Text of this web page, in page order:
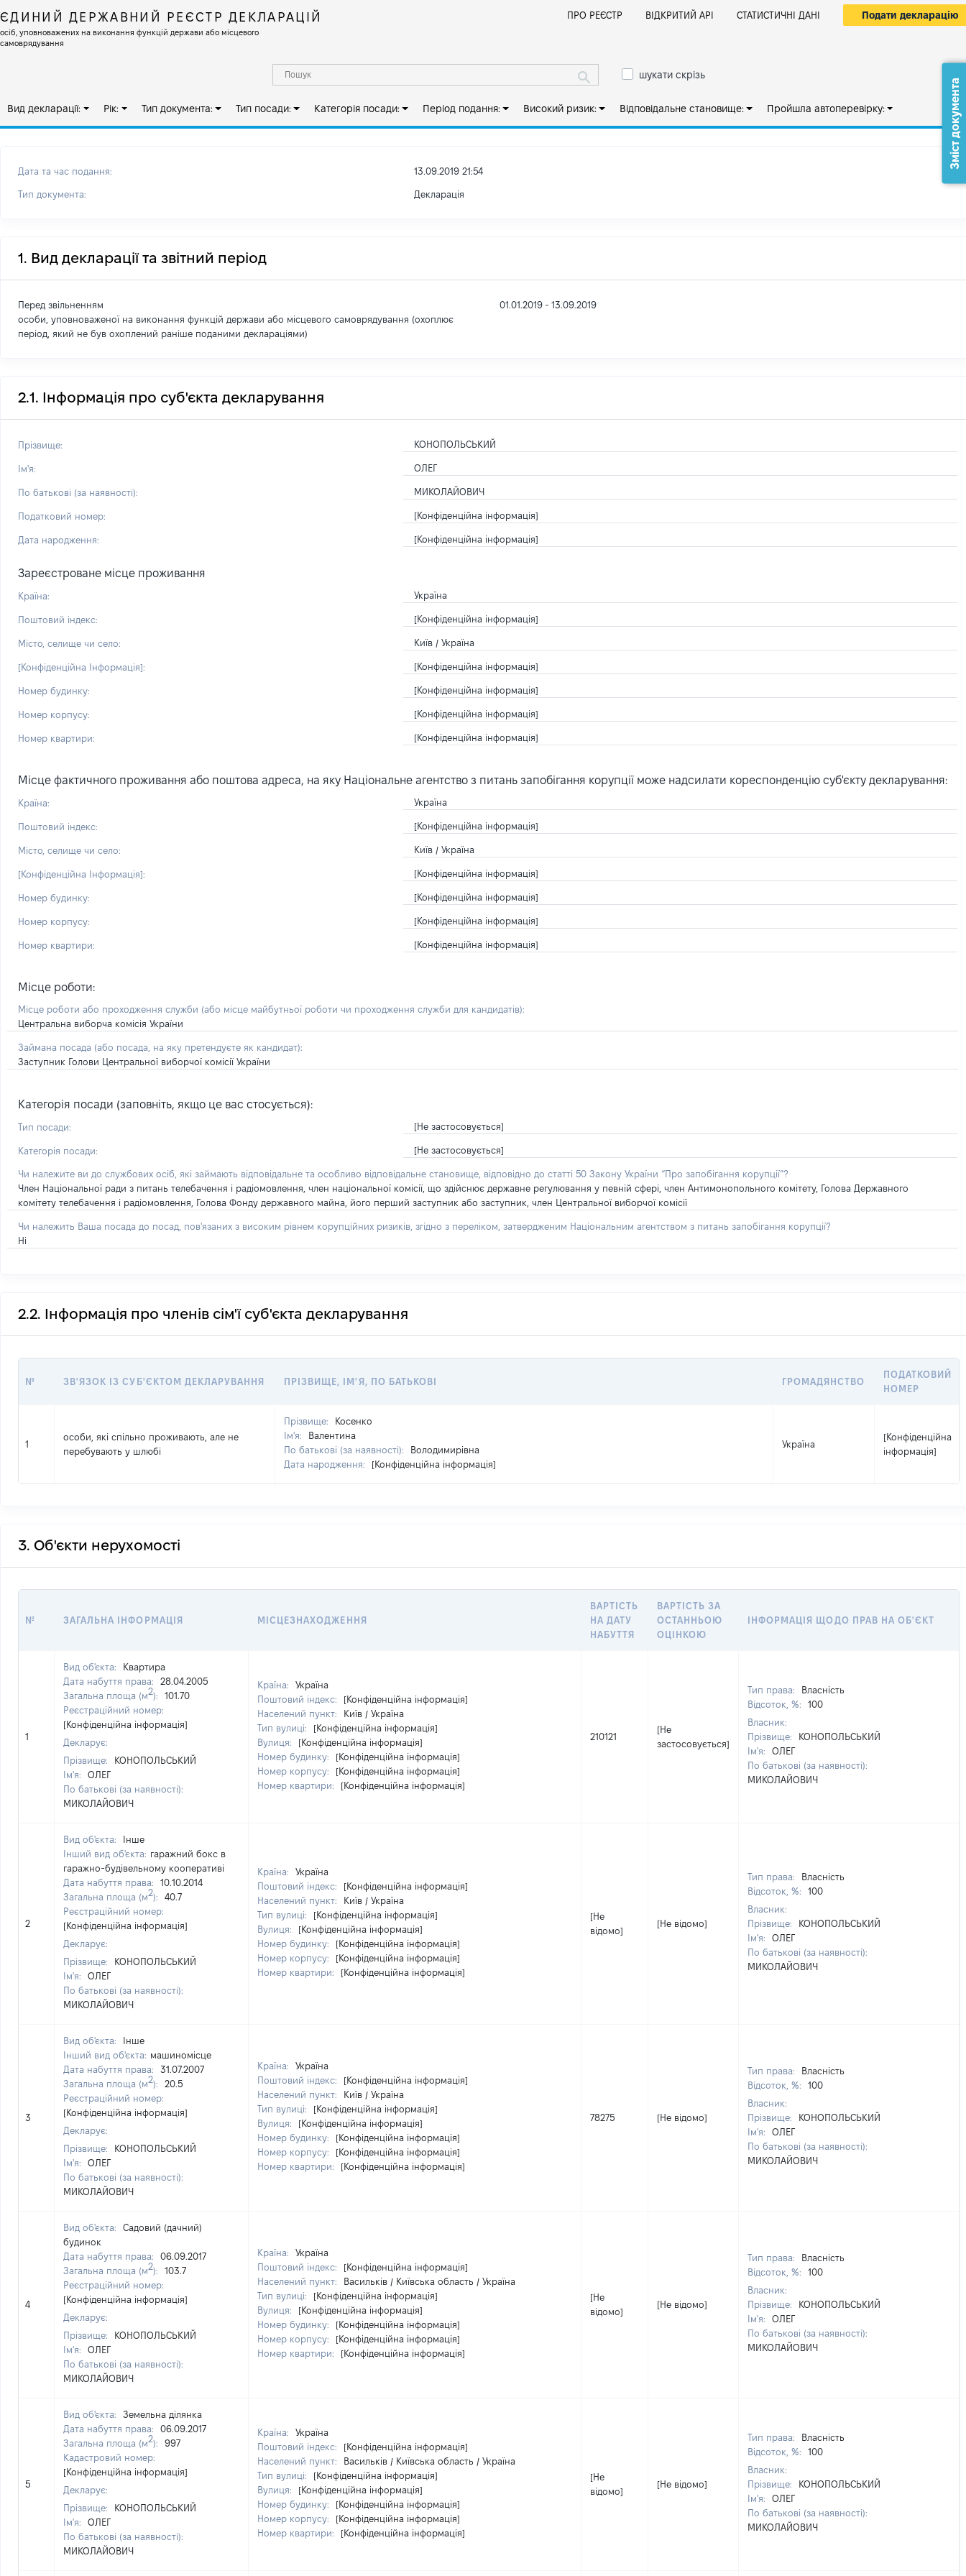
ЄДИНИЙ ДЕРЖАВНИЙ РЕЄСТР ДЕКЛАРАЦІЙ
осіб, уповноважених на виконання функцій держави або місцевого
самоврядування
ПРО РЕЄСТР ВІДКРИТИЙ АРІ СТАТИСТИЧНІ ДАНІ Подати декларацію
шукати скрізь
Вид декларації: Рік: Тип документа: Тип посади: Категорія посади: Період подання: Високий ризик: Відповідальне становище: Пройшла автоперевірку:
Дата та час подання: 13.09.2019 21:54
Тип документа: Декларація
1. Вид декларації та звітний період
Перед звільненням
особи, уповноваженої на виконання функцій держави або місцевого самоврядування (охоплює
період, який не був охоплений раніше поданими деклараціями)
01.01.2019 - 13.09.2019
2.1. Інформація про суб'єкта декларування
Прізвище: КОНОПОЛЬСЬКИЙ
Ім'я: ОЛЕГ
По батькові (за наявності): МИКОЛАЙОВИЧ
Податковий номер: [Конфіденційна інформація]
Дата народження: [Конфіденційна інформація]
Зареєстроване місце проживання
Країна: Україна
Поштовий індекс: [Конфіденційна інформація]
Місто, селище чи село: Київ / Україна
[Конфіденційна Інформація]: [Конфіденційна інформація]
Номер будинку: [Конфіденційна інформація]
Номер корпусу: [Конфіденційна інформація]
Номер квартири: [Конфіденційна інформація]
Місце фактичного проживання або поштова адреса, на яку Національне агентство з питань запобігання корупції може надсилати кореспонденцію суб'єкту декларування:
Країна: Україна
Поштовий індекс: [Конфіденційна інформація]
Місто, селище чи село: Київ / Україна
[Конфіденційна Інформація]: [Конфіденційна інформація]
Номер будинку: [Конфіденційна інформація]
Номер корпусу: [Конфіденційна інформація]
Номер квартири: [Конфіденційна інформація]
Місце роботи:
Місце роботи або проходження служби (або місце майбутньої роботи чи проходження служби для кандидатів):
Центральна виборча комісія України
Займана посада (або посада, на яку претендуєте як кандидат):
Заступник Голови Центральної виборчої комісії України
Категорія посади (заповніть, якщо це вас стосується):
Тип посади: [Не застосовується]
Категорія посади: [Не застосовується]
Чи належите ви до службових осіб, які займають відповідальне та особливо відповідальне становище, відповідно до статті 50 Закону України “Про запобігання корупції”?
Член Національної ради з питань телебачення і радіомовлення, член національної комісії, що здійснює державне регулювання у певній сфері, член Антимонопольного комітету, Голова Державного
комітету телебачення і радіомовлення, Голова Фонду державного майна, його перший заступник або заступник, член Центральної виборчої комісії
Чи належить Ваша посада до посад, пов'язаних з високим рівнем корупційних ризиків, згідно з переліком, затвердженим Національним агентством з питань запобігання корупції?
Ні
2.2. Інформація про членів сім'ї суб'єкта декларування
№ ЗВ'ЯЗОК ІЗ СУБ'ЄКТОМ ДЕКЛАРУВАННЯ ПРІЗВИЩЕ, ІМ'Я, ПО БАТЬКОВІ ГРОМАДЯНСТВО
ПОДАТКОВИЙ
НОМЕР
1
особи, які спільно проживають, але не
перебувають у шлюбі
Прізвище:
Косенко
Ім'я:
Валентина
По батькові (за наявності):
Володимирівна
Дата народження:
[Конфіденційна інформація]
Україна
[Конфіденційна
інформація]
3. Об'єкти нерухомості
№ ЗАГАЛЬНА ІНФОРМАЦІЯ МІСЦЕЗНАХОДЖЕННЯ
ВАРТІСТЬ
НА ДАТУ
НАБУТТЯ
ВАРТІСТЬ ЗА
ОСТАННЬОЮ
ОЦІНКОЮ
ІНФОРМАЦІЯ ЩОДО ПРАВ НА ОБ'ЄКТ
1
Вид об'єкта:
Квартира
Дата набуття права:
28.04.2005
Загальна площа (м2):
101.70
Реєстраційний номер:
[Конфіденційна інформація]
Декларує:
Прізвище:
КОНОПОЛЬСЬКИЙ
Ім'я:
ОЛЕГ
По батькові (за наявності):
МИКОЛАЙОВИЧ
Країна:
Україна
Поштовий індекс:
[Конфіденційна інформація]
Населений пункт:
Київ / Україна
Тип вулиці:
[Конфіденційна інформація]
Вулиця:
[Конфіденційна інформація]
Номер будинку:
[Конфіденційна інформація]
Номер корпусу:
[Конфіденційна інформація]
Номер квартири:
[Конфіденційна інформація]
210121
[Не
застосовується]
Тип права:
Власність
Відсоток, %:
100
Власник:
Прізвище:
КОНОПОЛЬСЬКИЙ
Ім'я:
ОЛЕГ
По батькові (за наявності):
МИКОЛАЙОВИЧ
2
Вид об'єкта:
Інше
Інший вид об'єкта: гаражний бокс в
гаражно-будівельному кооперативі
Дата набуття права:
10.10.2014
Загальна площа (м2):
40.7
Реєстраційний номер:
[Конфіденційна інформація]
Декларує:
Прізвище:
КОНОПОЛЬСЬКИЙ
Ім'я:
ОЛЕГ
По батькові (за наявності):
МИКОЛАЙОВИЧ
Країна:
Україна
Поштовий індекс:
[Конфіденційна інформація]
Населений пункт:
Київ / Україна
Тип вулиці:
[Конфіденційна інформація]
Вулиця:
[Конфіденційна інформація]
Номер будинку:
[Конфіденційна інформація]
Номер корпусу:
[Конфіденційна інформація]
Номер квартири:
[Конфіденційна інформація]
[Не
відомо]
[Не відомо]
Тип права:
Власність
Відсоток, %:
100
Власник:
Прізвище:
КОНОПОЛЬСЬКИЙ
Ім'я:
ОЛЕГ
По батькові (за наявності):
МИКОЛАЙОВИЧ
3
Вид об'єкта:
Інше
Інший вид об'єкта: машиномісце
Дата набуття права:
31.07.2007
Загальна площа (м2):
20.5
Реєстраційний номер:
[Конфіденційна інформація]
Декларує:
Прізвище:
КОНОПОЛЬСЬКИЙ
Ім'я:
ОЛЕГ
По батькові (за наявності):
МИКОЛАЙОВИЧ
Країна:
Україна
Поштовий індекс:
[Конфіденційна інформація]
Населений пункт:
Київ / Україна
Тип вулиці:
[Конфіденційна інформація]
Вулиця:
[Конфіденційна інформація]
Номер будинку:
[Конфіденційна інформація]
Номер корпусу:
[Конфіденційна інформація]
Номер квартири:
[Конфіденційна інформація]
78275 [Не відомо]
Тип права:
Власність
Відсоток, %:
100
Власник:
Прізвище:
КОНОПОЛЬСЬКИЙ
Ім'я:
ОЛЕГ
По батькові (за наявності):
МИКОЛАЙОВИЧ
4
Вид об'єкта:
Садовий (дачний)
будинок
Дата набуття права:
06.09.2017
Загальна площа (м2):
103.7
Реєстраційний номер:
[Конфіденційна інформація]
Декларує:
Прізвище:
КОНОПОЛЬСЬКИЙ
Ім'я:
ОЛЕГ
По батькові (за наявності):
МИКОЛАЙОВИЧ
Країна:
Україна
Поштовий індекс:
[Конфіденційна інформація]
Населений пункт:
Васильків / Київська область / Україна
Тип вулиці:
[Конфіденційна інформація]
Вулиця:
[Конфіденційна інформація]
Номер будинку:
[Конфіденційна інформація]
Номер корпусу:
[Конфіденційна інформація]
Номер квартири:
[Конфіденційна інформація]
[Не
відомо]
[Не відомо]
Тип права:
Власність
Відсоток, %:
100
Власник:
Прізвище:
КОНОПОЛЬСЬКИЙ
Ім'я:
ОЛЕГ
По батькові (за наявності):
МИКОЛАЙОВИЧ
5
Вид об'єкта:
Земельна ділянка
Дата набуття права:
06.09.2017
Загальна площа (м2):
997
Кадастровий номер:
[Конфіденційна інформація]
Декларує:
Прізвище:
КОНОПОЛЬСЬКИЙ
Ім'я:
ОЛЕГ
По батькові (за наявності):
МИКОЛАЙОВИЧ
Країна:
Україна
Поштовий індекс:
[Конфіденційна інформація]
Населений пункт:
Васильків / Київська область / Україна
Тип вулиці:
[Конфіденційна інформація]
Вулиця:
[Конфіденційна інформація]
Номер будинку:
[Конфіденційна інформація]
Номер корпусу:
[Конфіденційна інформація]
Номер квартири:
[Конфіденційна інформація]
[Не
відомо]
[Не відомо]
Тип права:
Власність
Відсоток, %:
100
Власник:
Прізвище:
КОНОПОЛЬСЬКИЙ
Ім'я:
ОЛЕГ
По батькові (за наявності):
МИКОЛАЙОВИЧ
Зміст документа